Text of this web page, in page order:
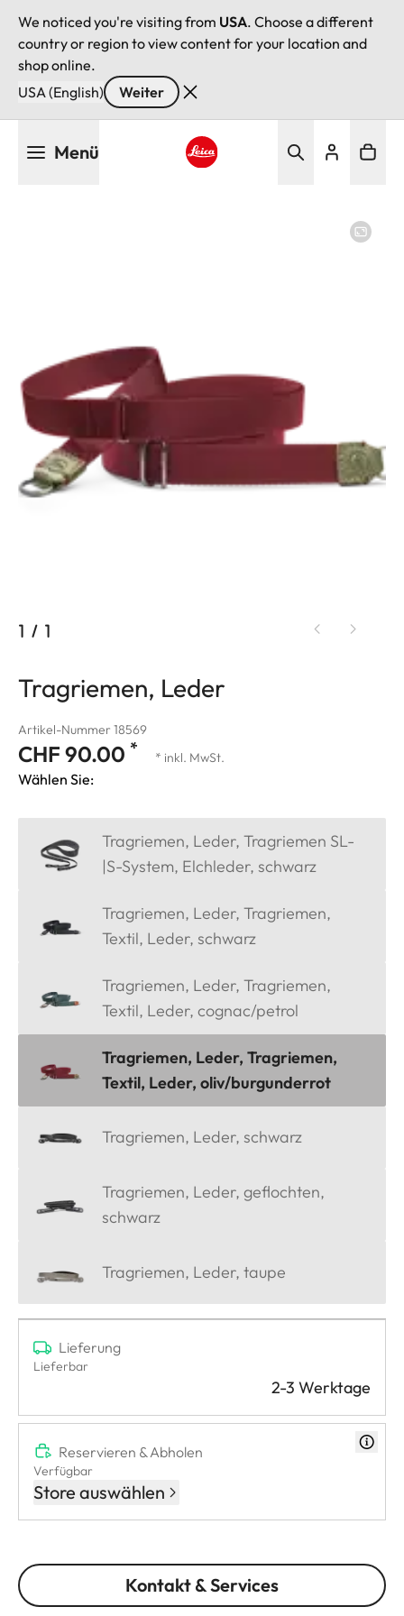
We noticed you're visiting from USA. Choose a different
country or region to view content for your location and
shop online.
USA (English)
Weiter
Menü
1 / 1
Tragriemen, Leder
Artikel-Nummer 18569
CHF 90.00 * * inkl. MwSt.
Wählen Sie:
Tragriemen, Leder, Tragriemen SL-
|S-System, Elchleder, schwarz
Tragriemen, Leder, Tragriemen,
Textil, Leder, schwarz
Tragriemen, Leder, Tragriemen,
Textil, Leder, cognac/petrol
Tragriemen, Leder, Tragriemen,
Textil, Leder, oliv/burgunderrot
Tragriemen, Leder, schwarz
Tragriemen, Leder, geflochten,
schwarz
Tragriemen, Leder, taupe
Lieferung
Lieferbar
2-3 Werktage
Reservieren & Abholen
Verfügbar
Store auswählen
Kontakt & Services